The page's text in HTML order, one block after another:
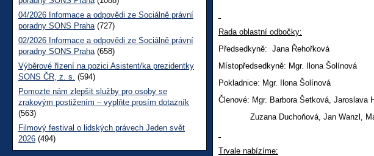
Rada oblastní odbočky:
Předsedkyně: Jana Řehořková
Místopředsedkyně: Mgr. Ilona Šolínová
Pokladnice: Mgr. Ilona Šolínová
Členové: Mgr. Barbora Šetková, Jaroslava
Zuzana Duchoňová, Jan Wanzl,
Trvale nabízíme:
04/2026 Informace a odpovědi ze Sociálně právní
poradny SONS Praha (727)
02/2026 Informace a odpovědi ze Sociálně právní
poradny SONS Praha (658)
Výběrové řízení na pozici Asistent/ka prezidentky
SONS ČR, z. s. (594)
Pomozte nám zlepšit služby pro osoby se
zrakovým postižením – vyplňte prosím dotazník
(563)
Filmový festival o lidských právech Jeden svět
2026 (494)